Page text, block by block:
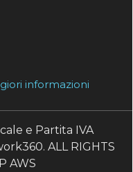
informazioni
e Partita IVA
ALL RIGHTS
AWS